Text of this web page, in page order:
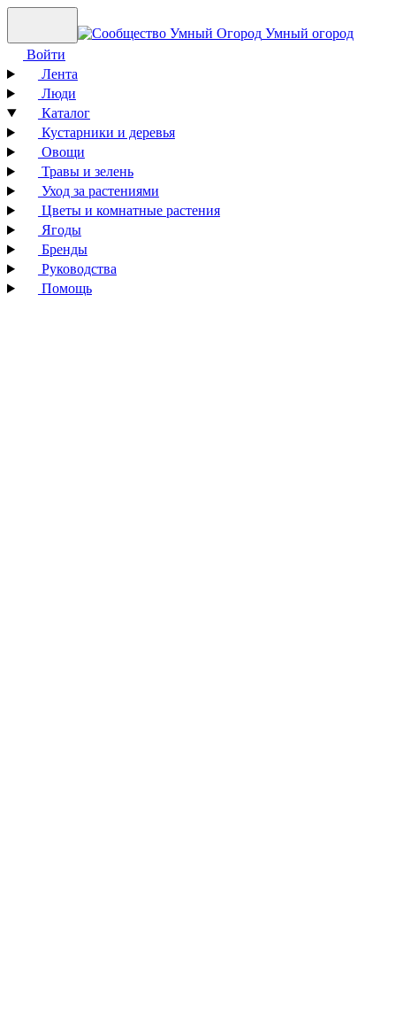
Умный огород
Войти
Лента
Люди
Каталог
Кустарники и деревья
Овощи
Травы и зелень
Уход за растениями
Цветы и комнатные растения
Ягоды
Бренды
Руководства
Помощь